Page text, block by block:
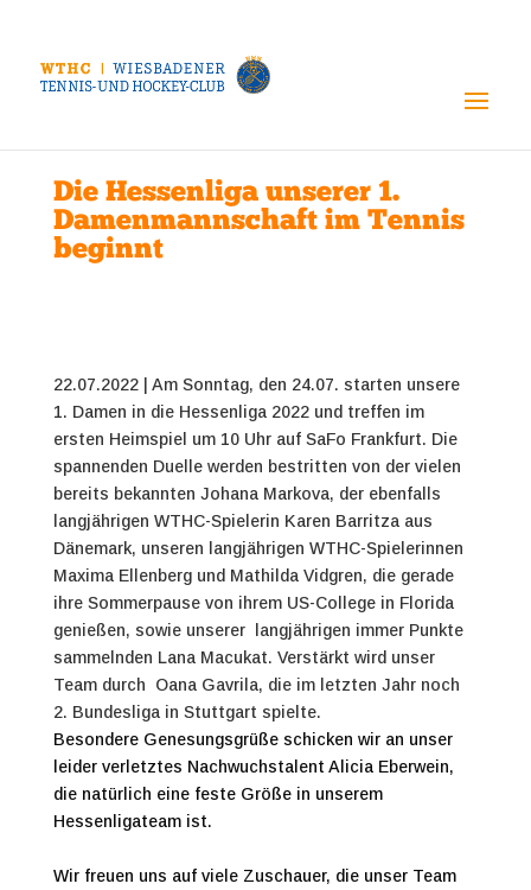
Die Hessenliga unserer 1.
Damenmannschaft im Tennis
beginnt
22.07.2022 |
Am Sonntag, den 24.07. starten unsere
1. Damen in die Hessenliga 2022 und treffen im
ersten Heimspiel um 10 Uhr auf SaFo Frankfurt. Die
spannenden Duelle werden bestritten von der vielen
bereits bekannten Johana Markova, der ebenfalls
langjährigen WTHC-Spielerin Karen Barritza aus
Dänemark, unseren langjährigen WTHC-Spielerinnen
Maxima Ellenberg und Mathilda Vidgren, die gerade
ihre Sommerpause von ihrem US-College in Florida
genießen, sowie unserer langjährigen immer Punkte
sammelnden Lana Macukat. Verstärkt wird unser
Team durch Oana Gavrila, die im letzten Jahr noch
2. Bundesliga in Stuttgart spielte.
Besondere Genesungsgrüße schicken wir an unser
leider verletztes Nachwuchstalent Alicia Eberwein,
die natürlich eine feste Größe in unserem
Hessenligateam ist.
Wir freuen uns auf viele Zuschauer, die unser Team